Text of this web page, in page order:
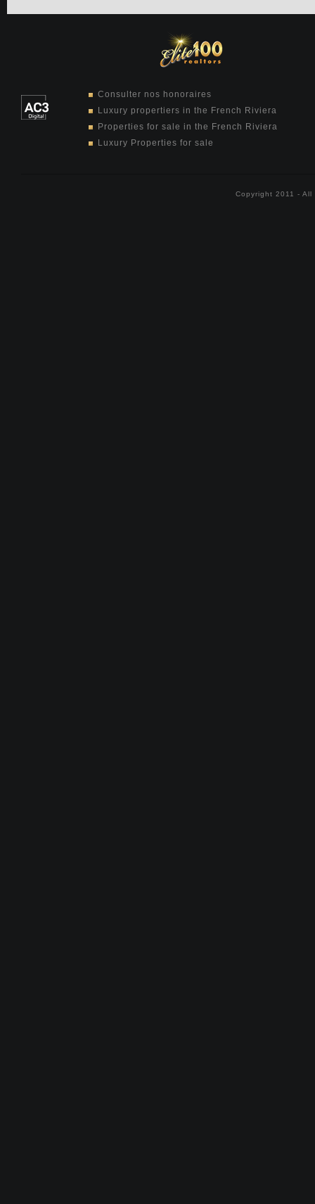
Consulter nos honoraires
Luxury propertiers in the French Riviera
Properties for sale in the French Riviera
Luxury Properties for sale
Copyright 2011 -